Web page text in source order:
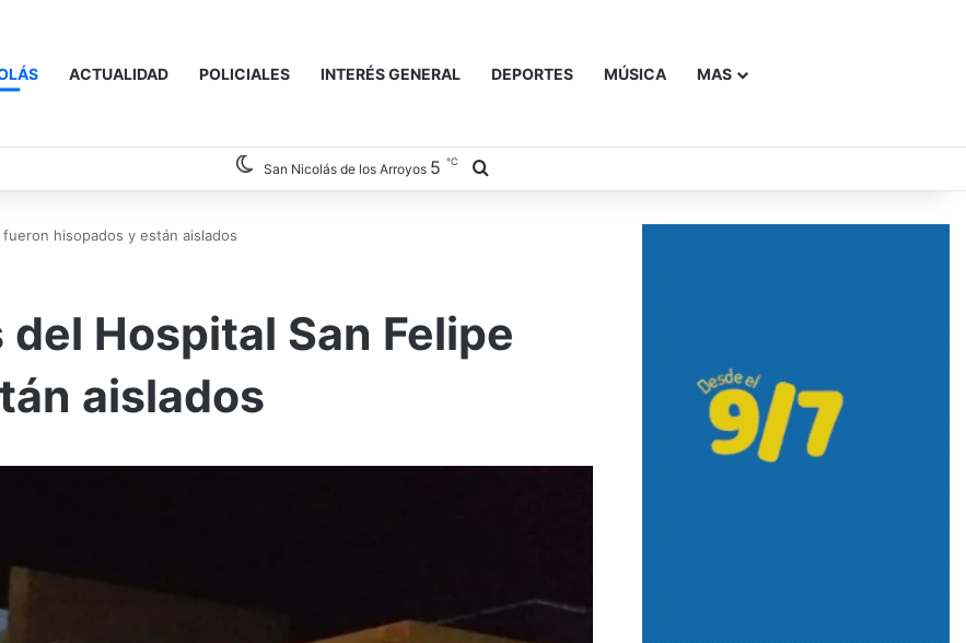
ACTUALIDAD POLICIALES INTERÉS GENERAL DEPORTES MÚSICA MAS
San Nicolás de los Arroyos 5 ℃ Buscar
hisopados y están aislados
Hospital San Felipe
aislados